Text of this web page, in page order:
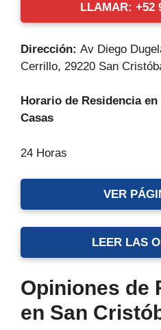
LLAMAR: +52
Dirección: Av Diego
Cerrillo, 29220 San
Horario de Residencia
Casas
24 Horas
VER
LEER LAS
Opiniones de
en San